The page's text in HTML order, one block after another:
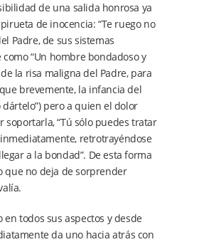
de una salida honrosa ya
de inocencia: “Te ruego no
Padre, de sus sistemas
“Un hombre bondadoso y
la risa maligna del Padre, para
brevemente, la infancia del
pero a quien el dolor
“Tú sólo puedes tratar
retrotrayéndose
a la bondad”. De esta forma
que no deja de sorprender
todos sus aspectos y desde
da uno hacia atrás con